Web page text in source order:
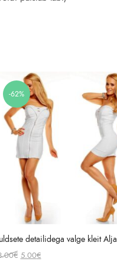
-62%
detailidega valge kleit Alja
€ Original
5.00€Current